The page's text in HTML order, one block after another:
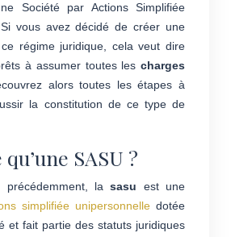
Société par Actions Simplifiée
Si vous avez décidé de créer une
régime juridique, cela veut dire
à assumer toutes les charges
alors toutes les étapes à
la constitution de ce type de
SASU ?
précédemment, lasasu est une
simplifiée unipersonnelle dotée
et fait partie des statuts juridiques